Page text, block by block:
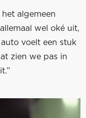
algemeen
wel oké uit,
voelt een stuk
zien we pas in